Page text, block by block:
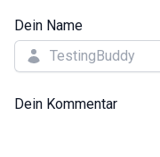
Dein Name
Dein Kommentar